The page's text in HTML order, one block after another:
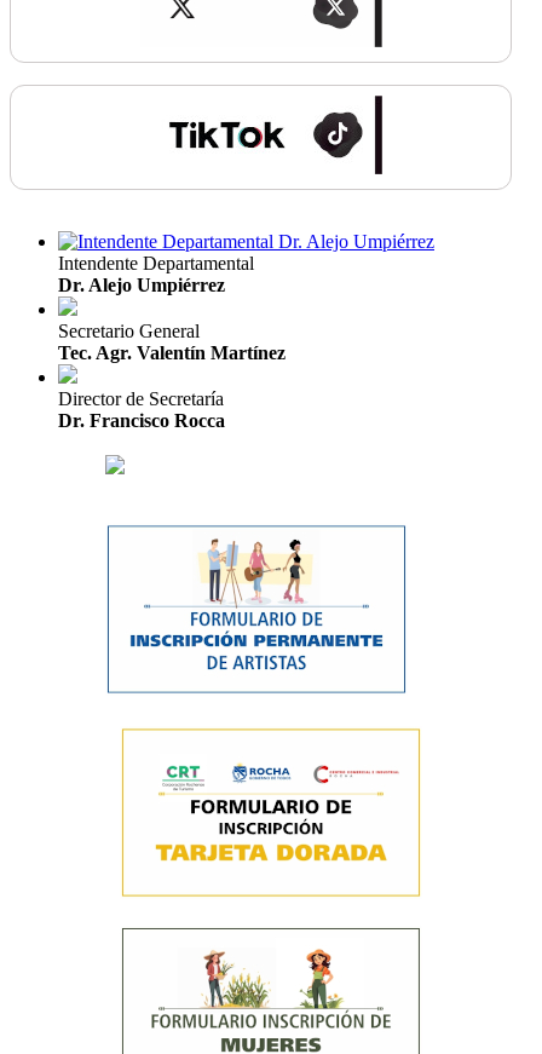
Intendente Departamental
Dr. Alejo Umpiérrez
Secretario General
Tec. Agr. Valentín Martínez
Director de Secretaría
Dr. Francisco Rocca